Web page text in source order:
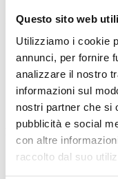
Questo sito web
Utilizziamo i cookie
annunci, per fornire
analizzare il nostro
informazioni sul
nostri partner che si
pubblicità e social
con altre
raccolto dal suo
26 Maggio 1948 - 16
Condividi questa
luogo di sepoltura
Dispersione Colli